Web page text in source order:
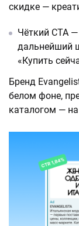
скидке —
Чёткий CTA
дальнейший
«Купить
Бренд
белом фоне,
каталогом —